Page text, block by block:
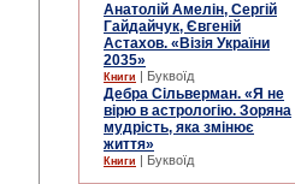
Анатолій Амелін, Сергій
Гайдайчук, Євгеній
Астахов. «Візія України
2035»
Книги | Буквоїд
Дебра Сільверман. «Я не
вірю в астрологію. Зоряна
мудрість, яка змінює
життя»
Книги | Буквоїд